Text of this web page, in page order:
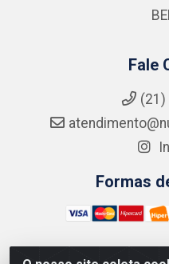
Fale
Formas